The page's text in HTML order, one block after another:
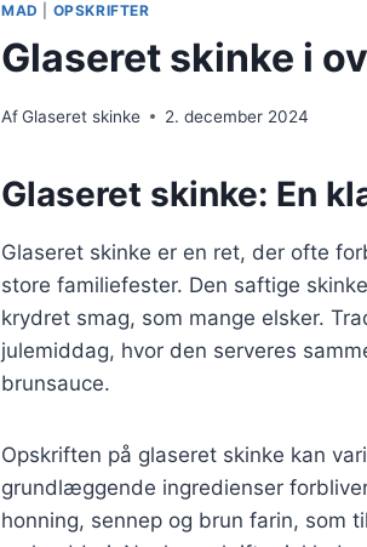
MAD OPSKRIFTER
Glaseret skinke i
AfGlaseret skinke 2. december 2024
Glaseret skinke: En
Glaseret skinke er en ret, der ofte
store familiefester. Den saftige
krydret smag, som mange elsker.
julemiddag, hvor den serveres
brunsauce.
Opskriften på glaseret skinke kan
grundlæggende ingredienser
honning, sennep og brun farin, som